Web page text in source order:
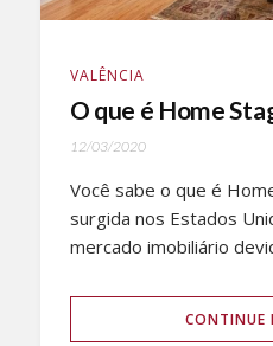
VALÊNCIA
O que é Home
12/03/2020
Você sabe o que é
surgida nos Estados
mercado imobiliário
CONTINUE